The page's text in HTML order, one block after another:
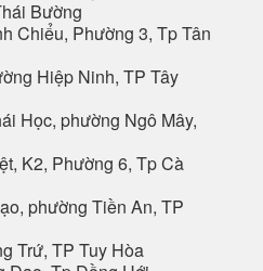
Bường
Chiểu, Phường 3, Tp Tân
Hiệp Ninh, TP Tây
Học, phường Ngô Mây,
K2, Phường 6, Tp Cà
phường Tiền An, TP
Trứ, TP Tuy Hòa